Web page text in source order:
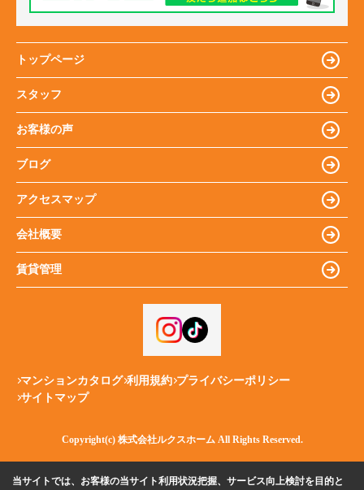
トップページ
スタッフ
お客様の声
ブログ
アクセスマップ
会社概要
賃貸管理
マンションカタログ 利用規約 プライバシーポリシー
サイトマップ
Copyright(c) 株式会社ルクスホーム All Rights Reserved.
当サイトでは、お客様の当サイト利用状況把握、サービス向上検討を目的と